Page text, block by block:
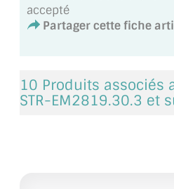
MIROIR PAROI DE DOUCHE
MIROIR POUR SALLE DE
accepté
Partager cette fiche
10 Produits associés
STR-EM2819.30.3 et